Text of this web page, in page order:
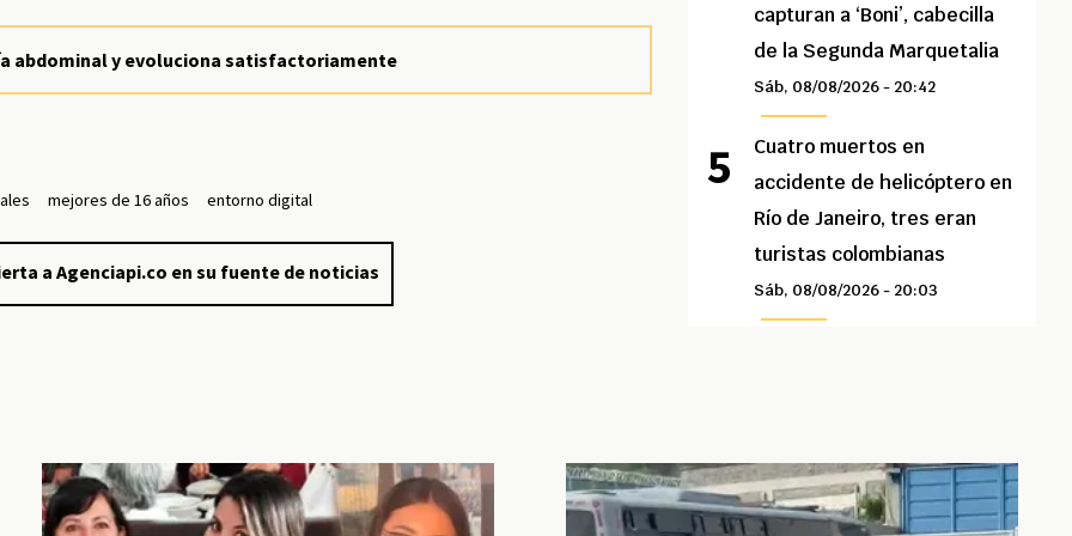
abdominal y evoluciona satisfactoriamente
mejores de 16 años entorno digital
a Agenciapi.co en su fuente de noticias
capturan a ‘Boni’, cabecilla
de la Segunda Marquetalia
Sáb, 08/08/2026 - 20:42
Cuatro muertos en
accidente de helicóptero en
Río de Janeiro, tres eran
turistas colombianas
Sáb, 08/08/2026 - 20:03